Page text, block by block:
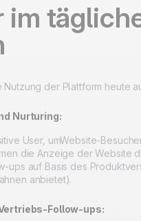
im
der Plattform heute
Nurturing:
User, umWebsite-
die Anzeige der Website
ups auf Basis des
anbietet).
Follow-ups: